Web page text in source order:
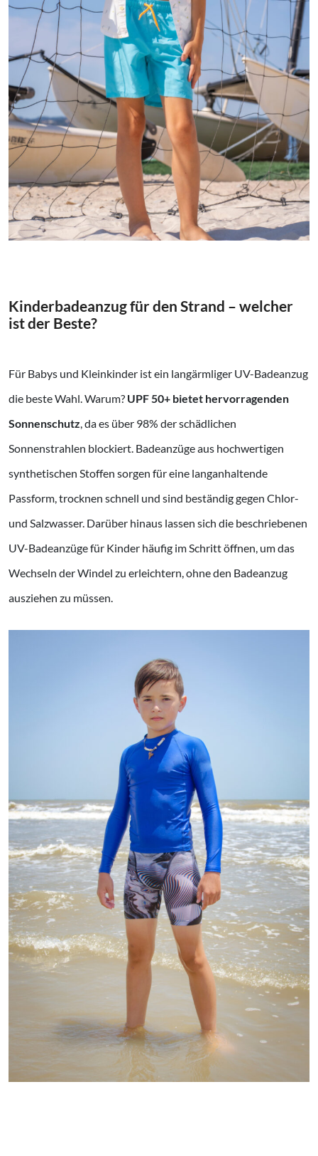
Kinderbadeanzug für den Strand – welcher
ist der Beste?
Für Babys und Kleinkinder ist ein langärmliger UV-Badeanzug
die beste Wahl. Warum? UPF 50+ bietet hervorragenden
Sonnenschutz , da es über 98% der schädlichen
Sonnenstrahlen blockiert. Badeanzüge aus hochwertigen
synthetischen Stoffen sorgen für eine langanhaltende
Passform, trocknen schnell und sind beständig gegen Chlor-
und Salzwasser. Darüber hinaus lassen sich die beschriebenen
UV-Badeanzüge für Kinder häufig im Schritt öffnen, um das
Wechseln der Windel zu erleichtern, ohne den Badeanzug
ausziehen zu müssen.